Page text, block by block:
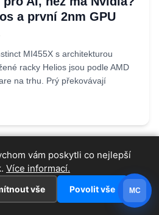
a první 2nm GPU
MI455X s architekturou
racky Helios jsou podle AMD
na trhu. Prý překovávají
vám poskytli co nejlepší
Více informací.
vše Povolit vše MC